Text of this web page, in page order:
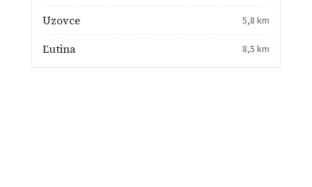
Uzovce 5,8 km
Ľutina 8,5 km